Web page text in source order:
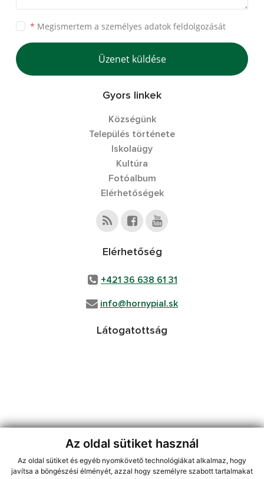
Az oldal sütiket használ
Az oldal sütiket és egyéb nyomkövető technológiákat alkalmaz, hogy
javítsa a böngészési élményét, azzal hogy személyre szabott tartalmakat
* Megismertem a személyes adatok feldolgozását
Üzenet küldése
Gyors linkek
Községünk
Település története
Iskolaügy
Kultúra
Fotóalbum
Elérhetőségek
Elérhetőség
+421 36 638 61 31
info@hornypial.sk
Látogatottság
jusson a legfrissebb információkhoz az RSS csatornánkon keresztűl,